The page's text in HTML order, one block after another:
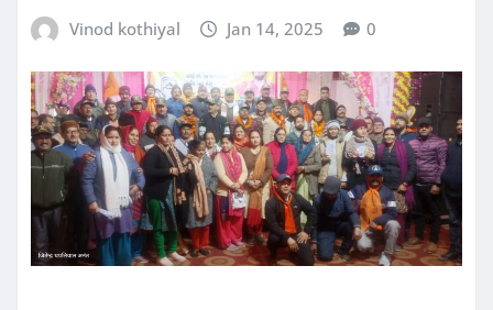
Vinod kothiyal Jan 14, 2025 0